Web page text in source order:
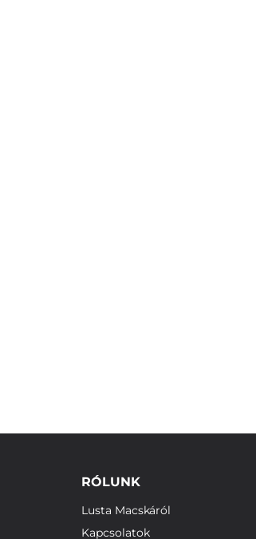
RÓLUNK
Lusta Macskáról
Kapcsolatok